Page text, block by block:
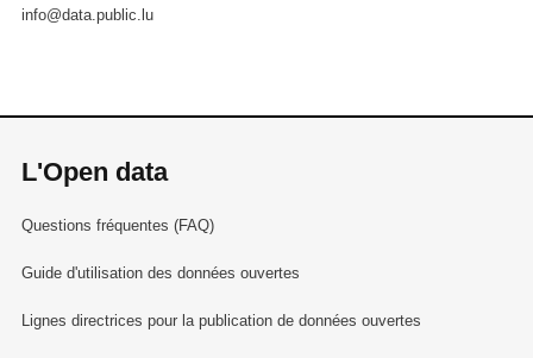
info@data.public.lu
L'Open data
Questions fréquentes (FAQ)
Guide d'utilisation des données ouvertes
Lignes directrices pour la publication de données ouvertes